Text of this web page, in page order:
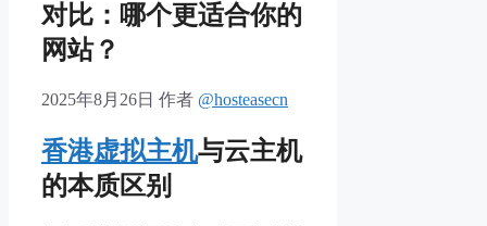
对比：哪个更适合你的
网站？
2025年8月26日 作者 @hosteasecn
香港虚拟主机与云主机
的本质区别